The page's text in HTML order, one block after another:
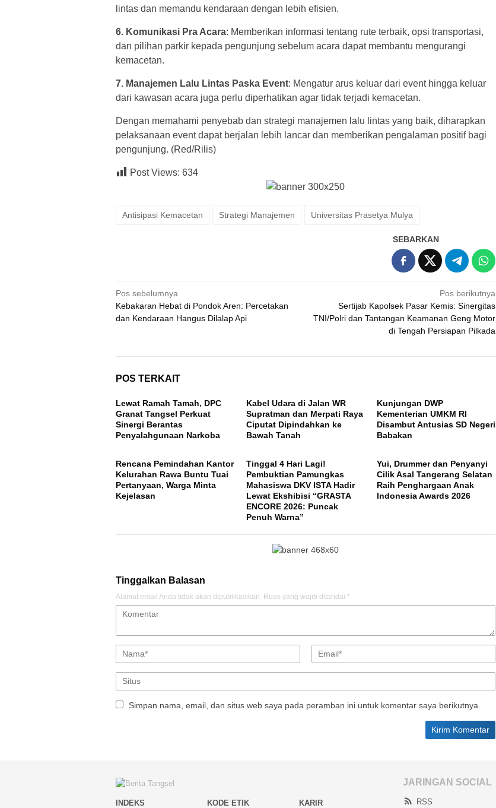
lintas dan memandu kendaraan dengan lebih efisien.
6. Komunikasi Pra Acara: Memberikan informasi tentang rute terbaik, opsi transportasi,
dan pilihan parkir kepada pengunjung sebelum acara dapat membantu mengurangi
kemacetan.
7. Manajemen Lalu Lintas Paska Event: Mengatur arus keluar dari event hingga keluar
dari kawasan acara juga perlu diperhatikan agar tidak terjadi kemacetan.
Dengan memahami penyebab dan strategi manajemen lalu lintas yang baik, diharapkan
pelaksanaan event dapat berjalan lebih lancar dan memberikan pengalaman positif bagi
pengunjung. (Red/Rilis)
Post Views: 634
Antisipasi Kemacetan Strategi Manajemen Universitas Prasetya Mulya
SEBARKAN
Navigasi
pos
Pos sebelumnya
Kebakaran Hebat di Pondok Aren: Percetakan
dan Kendaraan Hangus Dilalap Api
Pos berikutnya
Sertijab Kapolsek Pasar Kemis: Sinergitas
TNI/Polri dan Tantangan Keamanan Geng Motor
di Tengah Persiapan Pilkada
POS TERKAIT
Lewat Ramah Tamah, DPC
Granat Tangsel Perkuat
Sinergi Berantas
Penyalahgunaan Narkoba
Kabel Udara di Jalan WR
Supratman dan Merpati Raya
Ciputat Dipindahkan ke
Bawah Tanah
Kunjungan DWP
Kementerian UMKM RI
Disambut Antusias SD Negeri
Babakan
Rencana Pemindahan Kantor
Kelurahan Rawa Buntu Tuai
Pertanyaan, Warga Minta
Kejelasan
Tinggal 4 Hari Lagi!
Pembuktian Pamungkas
Mahasiswa DKV ISTA Hadir
Lewat Ekshibisi “GRASTA
ENCORE 2026: Puncak
Penuh Warna”
Yui, Drummer dan Penyanyi
Cilik Asal Tangerang Selatan
Raih Penghargaan Anak
Indonesia Awards 2026
Tinggalkan Balasan
Alamat email Anda tidak akan dipublikasikan. Ruas yang wajib ditandai *
Simpan nama, email, dan situs web saya pada peramban ini untuk komentar saya berikutnya.
INDEKS KODE ETIK KARIR
JARINGAN SOCIAL
RSS